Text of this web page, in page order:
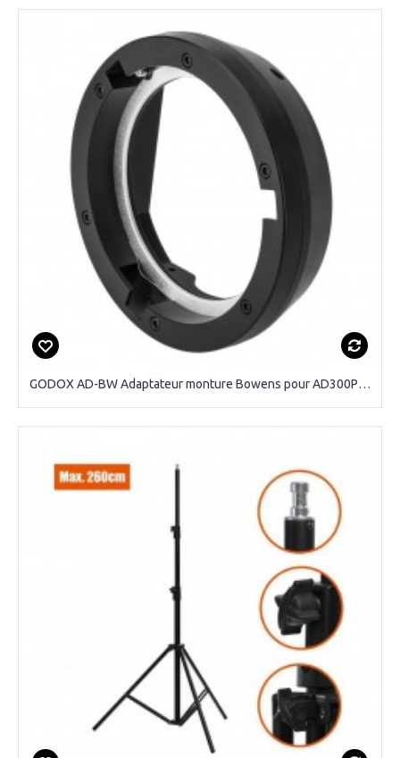
GODOX AD-BW Adaptateur monture Bowens pour AD300Pro/AD400Pro